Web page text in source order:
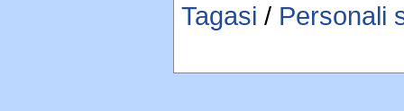
Tagasi / Personali